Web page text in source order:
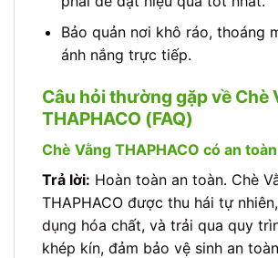
Bảo quản nơi khô ráo, thoáng
ánh nắng trực tiếp.
Câu hỏi thường gặp về Chè
THAPHACO (FAQ)
Chè Vằng THAPHACO có an
Trả lời: Hoàn toàn an toàn. Chè
THAPHACO được thu hái tự
dụng hóa chất, và trải qua quy
khép kín, đảm bảo vệ sinh an